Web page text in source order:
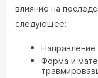
влияние на
следующее:
Направление
Форма и